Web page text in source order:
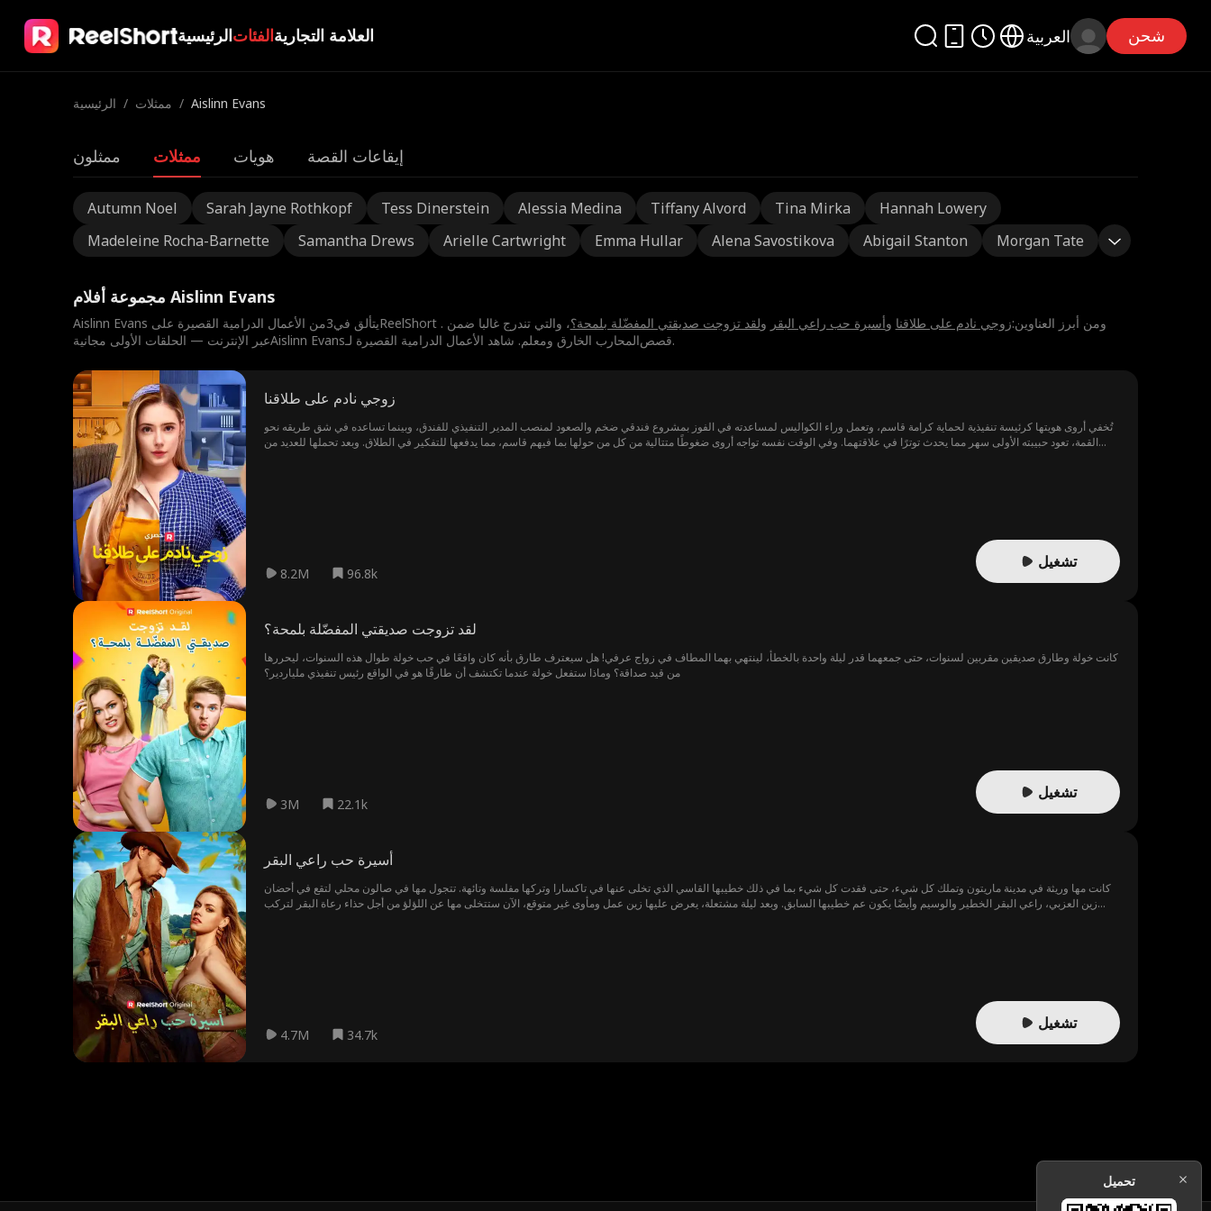
الرئيسيةالفئاتالعلامة التجارية العربية شحن
الرئيسية / ممثلات / Aislinn Evans
ممثلون ممثلات هويات إيقاعات القصة
Autumn Noel Sarah Jayne Rothkopf Tess Dinerstein Alessia Medina Tiffany Alvord Tina Mirka
Hannah Lowery
Madeleine Rocha-Barnette
Samantha Drews Arielle Cartwright Emma Hullar Alena Savostikova Abigail Stanton Morgan Tate
مجموعة أفلام Aislinn Evans
⁨Aislinn Evans⁩ يتألق في3من الأعمال الدرامية القصيرة علىReelShort . ومن أبرز العناوين:⁨زوجي نادم على طلاقنا⁩ و⁨أسيرة حب راعي البقر⁩ و⁨لقد تزوجت صديقتي المفضّلة بلمحة؟⁩، والتي تندرج غالبا ضمن
قصص⁨المحارب الخارق⁩ و⁨معلم⁩. شاهد الأعمال الدرامية القصيرة لـ⁨Aislinn Evans⁩عبر الإنترنت — الحلقات الأولى مجانية.
زوجي نادم على طلاقنا
تُخفي أروى هويتها كرئيسة تنفيذية لحماية كرامة قاسم، وتعمل وراء الكواليس لمساعدته في الفوز بمشروع فندقي ضخم والصعود لمنصب المدير التنفيذي للفندق، وبينما تساعده في شق طريقه نحو
القمة، تعود حبيبته الأولى سهر مما يحدث توترًا في علاقتهما. وفي الوقت نفسه تواجه أروى ضغوطًا متتالية من كل من حولها بما فيهم قاسم، مما يدفعها للتفكير في الطلاق. وبعد تحملها للعديد من
8.2M 96.8k
تشغيل
لقد تزوجت صديقتي المفضّلة بلمحة؟
كانت خولة وطارق صديقين مقربين لسنوات، حتى جمعهما قدر ليلة واحدة بالخطأ، لينتهي بهما المطاف في زواج عرفي! هل سيعترف طارق بأنه كان واقعًا في حب خولة طوال هذه السنوات، ليحررها
من قيد صداقة؟ وماذا ستفعل خولة عندما تكتشف أن طارقًا هو في الواقع رئيس تنفيذي ملياردير؟
3M 22.1k
تشغيل
أسيرة حب راعي البقر
كانت مها وريثة في مدينة ماريتون وتملك كل شيء، حتى فقدت كل شيء بما في ذلك خطيبها القاسي الذي تخلى عنها في تاكسارا وتركها مفلسة وتائهة. تتجول مها في صالون محلي لتقع في أحضان
زين العزبي، راعي البقر الخطير والوسيم وأيضًا يكون عم خطيبها السابق. وبعد ليلة مشتعلة، يعرض عليها زين عمل ومأوى غير متوقع، الآن ستتخلى مها عن اللؤلؤ من أجل حذاء رعاة البقر لتركب
4.7M 34.7k
تشغيل
تحميل